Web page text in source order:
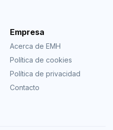
Empresa
Acerca de EMH
Política de cookies
Política de privacidad
Contacto